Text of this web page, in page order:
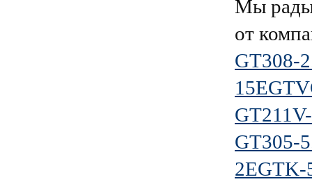
Мы рады
от
GT308-
GT305-
2EGTK-